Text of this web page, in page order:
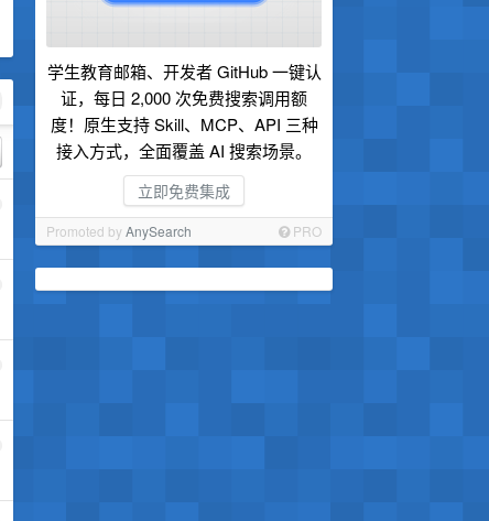
学生教育邮箱、开发者 GitHub 一键认
证，每日 2,000 次免费搜索调用额
度！原生支持 Skill、MCP、API 三种
接入方式，全面覆盖 AI 搜索场景。
立即免费集成
Promoted byAnySearch PRO